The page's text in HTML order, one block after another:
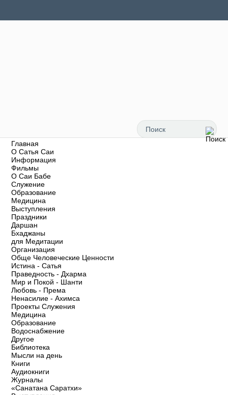
Главная
О Сатья Саи
Информация
Фильмы
О Саи Бабе
Служение
Образование
Медицина
Выступления
Праздники
Даршан
Бхаджаны
для Медитации
Организация
Обще Человеческие Ценности
Истина - Сатья
Праведность - Дхарма
Мир и Покой - Шанти
Любовь - Према
Ненасилие - Ахимса
Проекты Служения
Медицина
Образование
Водоснабжение
Другое
Библиотека
Мысли на день
Книги
Аудиокниги
Журналы
«Санатана Саратхи»